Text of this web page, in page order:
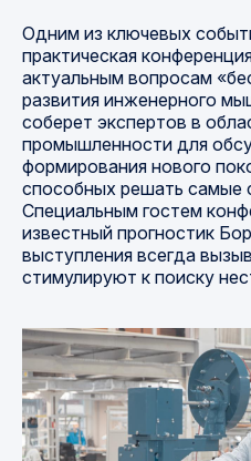
Одним из ключевых
практическая
актуальным вопросам
развития инженерного
соберет экспертов в
промышленности для
формирования нового
способных решать самые
Специальным гостем
известный прогностик
выступления всегда
стимулируют к поиску